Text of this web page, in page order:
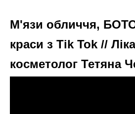
М'язи обличчя,
краси з Tik Tok //
косметолог Тетяна